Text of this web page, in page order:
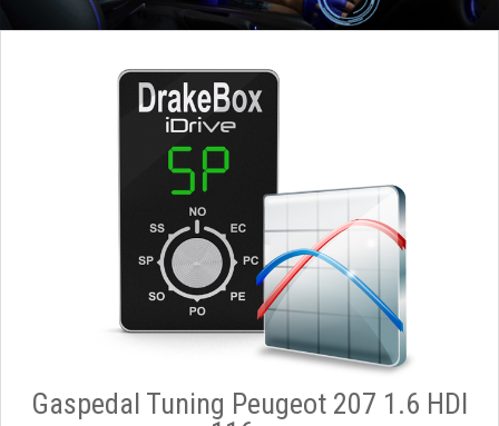
Gaspedal Tuning Peugeot 207 1.6 HDI